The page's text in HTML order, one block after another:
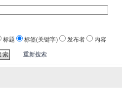
标题 标签(关键字) 发布者 内容
重新搜索